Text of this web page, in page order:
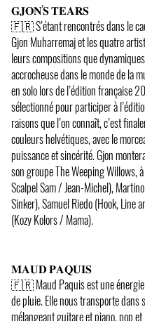
𝐆𝐉𝐎𝐍'𝐒 𝐓𝐄𝐀𝐑𝐒
🇫🇷 S’étant rencontrés dans le
Gjon Muharremaj et les quatre
leurs compositions que
accrocheuse dans le monde de la
en solo lors de l’édition française
sélectionné pour participer à
raisons que l’on connaît, c’est
couleurs helvétiques, avec le
puissance et sincérité. Gjon
son groupe The Weeping Willows,
Scalpel Sam / Jean-Michel),
Sinker), Samuel Riedo (Hook, Line
(Kozy Kolors / Mama).
𝐌𝐀𝐔𝐃 𝐏𝐀𝐐𝐔𝐈𝐒
🇫🇷 Maud Paquis est une énergie
de pluie. Elle nous transporte dans
mélangeant guitare et piano, pop